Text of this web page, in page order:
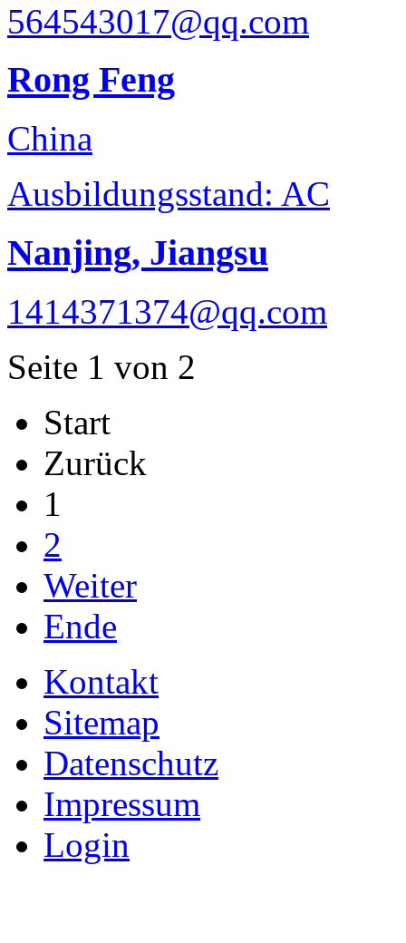
564543017@qq.com
Rong Feng
China
Ausbildungsstand: AC
Nanjing, Jiangsu
1414371374@qq.com
Seite 1 von 2
Start
Zurück
1
2
Weiter
Ende
Kontakt
Sitemap
Datenschutz
Impressum
Login